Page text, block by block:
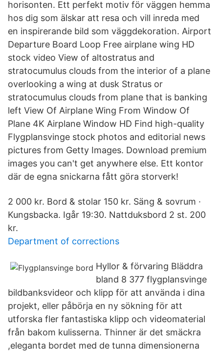
horisonten. Ett perfekt motiv för väggen hemma
hos dig som älskar att resa och vill inreda med
en inspirerande bild som väggdekoration. Airport
Departure Board Loop Free airplane wing HD
stock video View of altostratus and
stratocumulus clouds from the interior of a plane
overlooking a wing at dusk Stratus or
stratocumulus clouds from plane that is banking
left View Of Airplane Wing From Window Of
Plane 4K Airplane Window HD Find high-quality
Flygplansvinge stock photos and editorial news
pictures from Getty Images. Download premium
images you can't get anywhere else. Ett kontor
där de egna snickarna fått göra storverk!
2 000 kr. Bord & stolar 150 kr. Säng & sovrum ·
Kungsbacka. Igår 19:30. Nattduksbord 2 st. 200
kr.
Department of corrections
Hyllor & förvaring Bläddra
bland 8 377 flygplansvinge
bildbanksvideor och klipp för att använda i dina
projekt, eller påbörja en ny sökning för att
utforska fler fantastiska klipp och videomaterial
från bakom kulisserna. Thinner är det smäckra
,eleganta bordet med de tunna dimensionerna